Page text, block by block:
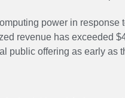
power in response
revenue has exceeded
public offering as early as